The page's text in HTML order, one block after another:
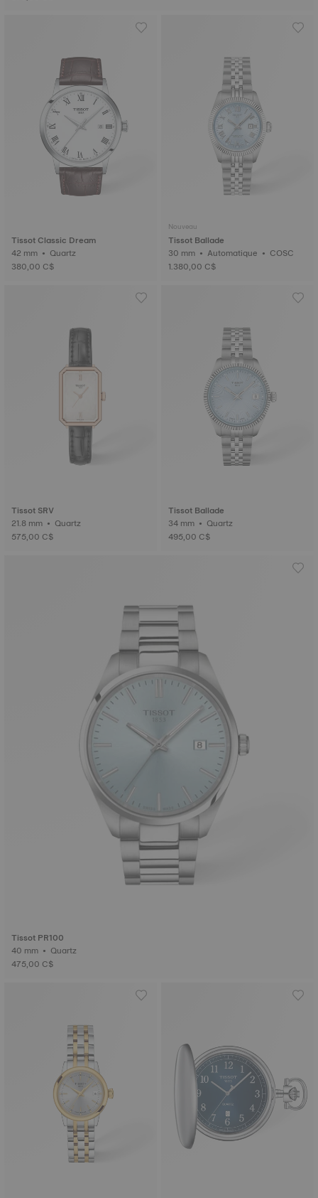
Tissot Classic Dream
42 mm • Quartz
380,00 C$
Nouveau
Tissot Ballade
30 mm • Automatique • COSC
1.380,00 C$
Tissot SRV
21.8 mm • Quartz
575,00 C$
Tissot Ballade
34 mm • Quartz
495,00 C$
Tissot PR100
40 mm • Quartz
475,00 C$